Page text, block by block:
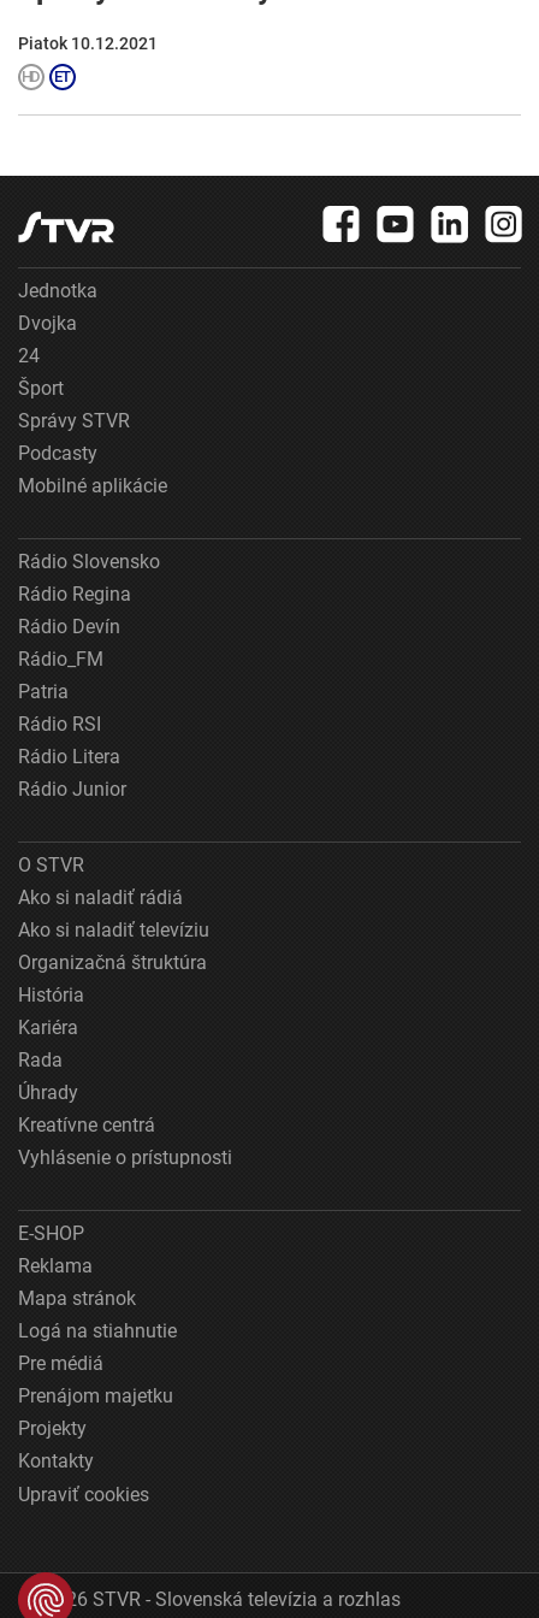
Piatok 10.12.2021
Jednotka
Dvojka
24
Šport
Správy STVR
Podcasty
Mobilné aplikácie
Rádio Slovensko
Rádio Regina
Rádio Devín
Rádio_FM
Patria
Rádio RSI
Rádio Litera
Rádio Junior
O STVR
Ako si naladiť rádiá
Ako si naladiť televíziu
Organizačná štruktúra
História
Kariéra
Rada
Úhrady
Kreatívne centrá
Vyhlásenie o prístupnosti
E-SHOP
Reklama
Mapa stránok
Logá na stiahnutie
Pre médiá
Prenájom majetku
Projekty
Kontakty
Upraviť cookies
© 2026 STVR - Slovenská televízia a rozhlas